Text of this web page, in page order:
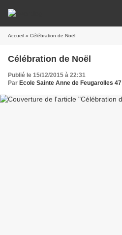
Accueil » Célébration de Noël
Célébration de Noël
Publié le 15/12/2015 à 22:31
Par Ecole Sainte Anne de Feugarolles 47